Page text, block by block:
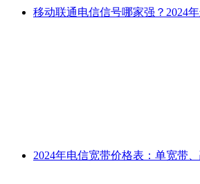
移动联通电信信号哪家强？2024
2024年电信宽带价格表：单宽带